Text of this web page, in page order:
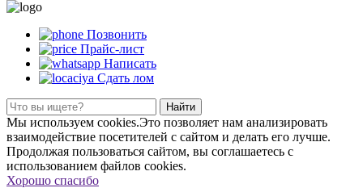
Позвонить
Прайс-лист
Написать
Сдать лом
Найти
Мы используем cookies.Это позволяет нам анализировать
взаимодействие посетителей с сайтом и делать его лучше.
Продолжая пользоваться сайтом, вы соглашаетесь с
использованием файлов cookies.
Хорошо спасибо